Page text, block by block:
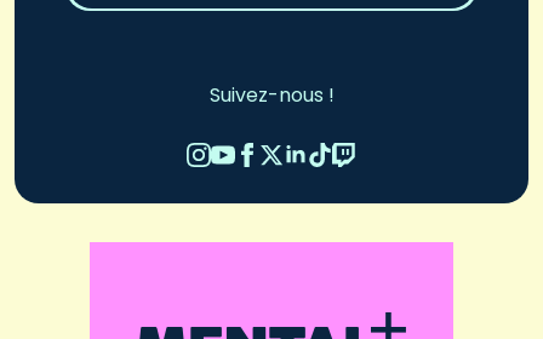
Suivez-nous !